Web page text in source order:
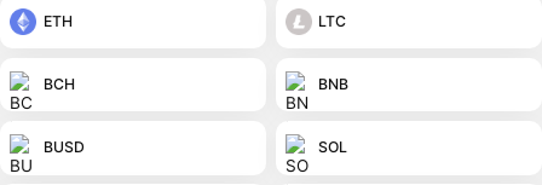
ETH LTC
BCH BNB
BUSD SOL